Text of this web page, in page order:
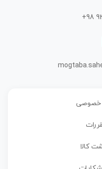
+98
خصوصی
کالا